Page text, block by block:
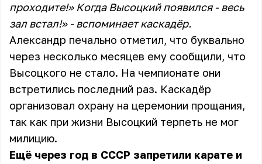
проходите!» Когда Высоцкий появился - весь
зал встал!» - вспоминает каскадёр.
Александр печально отметил, что буквально
через несколько месяцев ему сообщили, что
Высоцкого не стало. На чемпионате они
встретились последний раз. Каскадёр
организовал охрану на церемонии прощания,
так как при жизни Высоцкий терпеть не мог
милицию.
Ещё через год в СССР запретили карате и